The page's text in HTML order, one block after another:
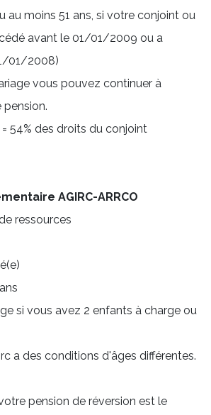
au moins 51 ans, si votre conjoint ou
avant le 01/01/2009 ou a
01/2008)
vous pouvez continuer à
54% des droits du conjoint
AGIRC-ARRCO
ressources
si vous avez 2 enfants à charge ou
a des conditions d'âges différentes.
pension de réversion est le